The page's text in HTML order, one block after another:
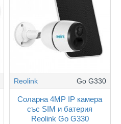
Reolink Go G330
Соларна 4MP IP камера
със SIM и батерия
Reolink Go G330